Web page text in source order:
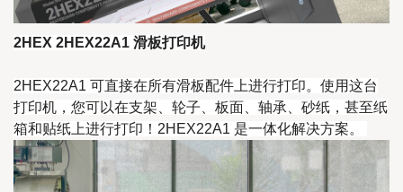
2HEX 2HEX22A1 滑板打印机
2HEX22A1 可直接在所有滑板配件上进行打印。使用这台
打印机，您可以在支架、轮子、板面、轴承、砂纸，甚至纸
箱和贴纸上进行打印！2HEX22A1 是一体化解决方案。